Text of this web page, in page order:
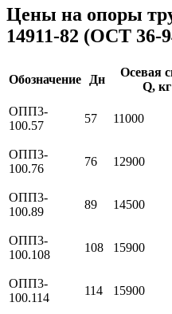
Цены на опоры
14911-82 (ОСТ
Обозначение Дн
Осевая
Q, кг
ОПП3-
100.57
57 11000
ОПП3-
100.76
76 12900
ОПП3-
100.89
89 14500
ОПП3-
100.108
108 15900
ОПП3-
100.114
114 15900